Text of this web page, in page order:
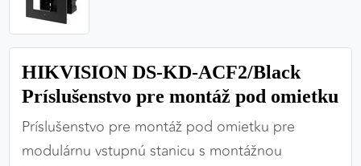
HIKVISION DS-KD-ACF2/Black
Príslušenstvo pre montáž pod omietku
Príslušenstvo pre montáž pod omietku pre
modulárnu vstupnú stanicu s montážnou
Tieto cookies sú potrebné na správne fungovanie
webovej stránky a bez nich by nebolo možné
zabezpečiť jej plnú funkčnosť.
Nevyhnutné cookies
PREFERENČNÉ COOKIES